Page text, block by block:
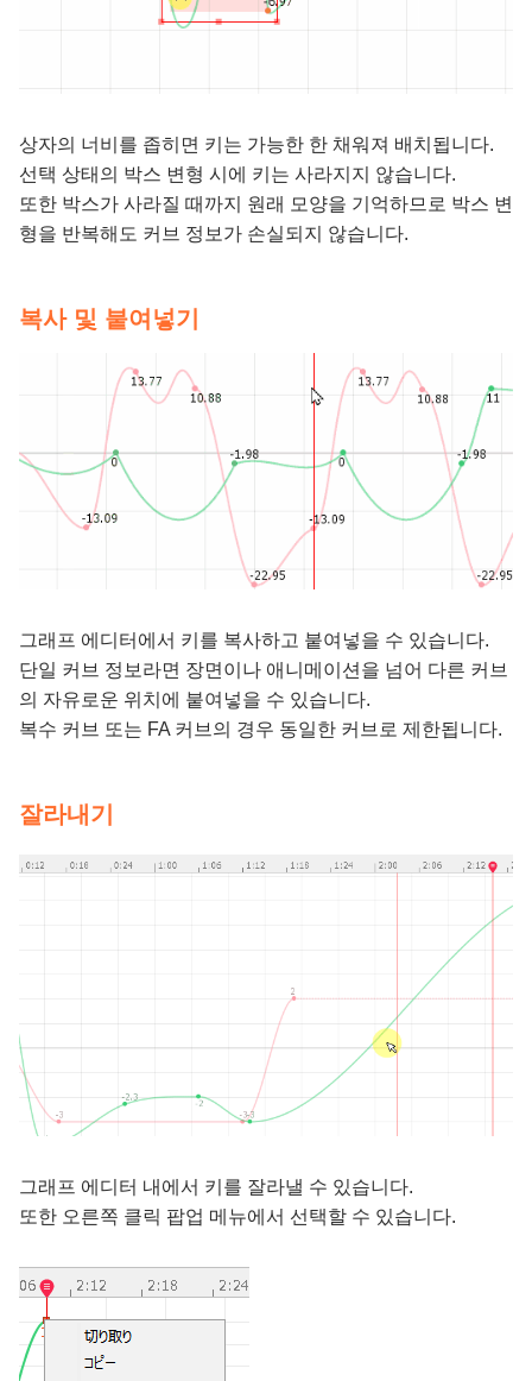
상자의 너비를 좁히면 키는 가능한 한 채워져 배치됩니다.
선택 상태의 박스 변형 시에 키는 사라지지 않습니다.
또한 박스가 사라질 때까지 원래 모양을 기억하므로 박스 변
형을 반복해도 커브 정보가 손실되지 않습니다.
복사 및 붙여넣기
그래프 에디터에서 키를 복사하고 붙여넣을 수 있습니다.
단일 커브 정보라면 장면이나 애니메이션을 넘어 다른 커브
의 자유로운 위치에 붙여넣을 수 있습니다.
복수 커브 또는 FA 커브의 경우 동일한 커브로 제한됩니다.
잘라내기
그래프 에디터 내에서 키를 잘라낼 수 있습니다.
또한 오른쪽 클릭 팝업 메뉴에서 선택할 수 있습니다.